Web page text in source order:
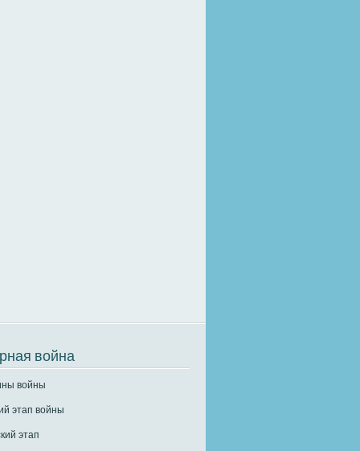
война
войны
этап войны
этап